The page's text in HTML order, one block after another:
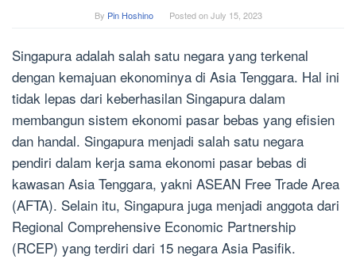
By Pin Hoshino Posted onJuly 15, 2023
Singapura adalah salah satu negara yang terkenal
dengan kemajuan ekonominya di Asia Tenggara. Hal ini
tidak lepas dari keberhasilan Singapura dalam
membangun sistem ekonomi pasar bebas yang efisien
dan handal. Singapura menjadi salah satu negara
pendiri dalam kerja sama ekonomi pasar bebas di
kawasan Asia Tenggara, yakni ASEAN Free Trade Area
(AFTA). Selain itu, Singapura juga menjadi anggota dari
Regional Comprehensive Economic Partnership
(RCEP) yang terdiri dari 15 negara Asia Pasifik.